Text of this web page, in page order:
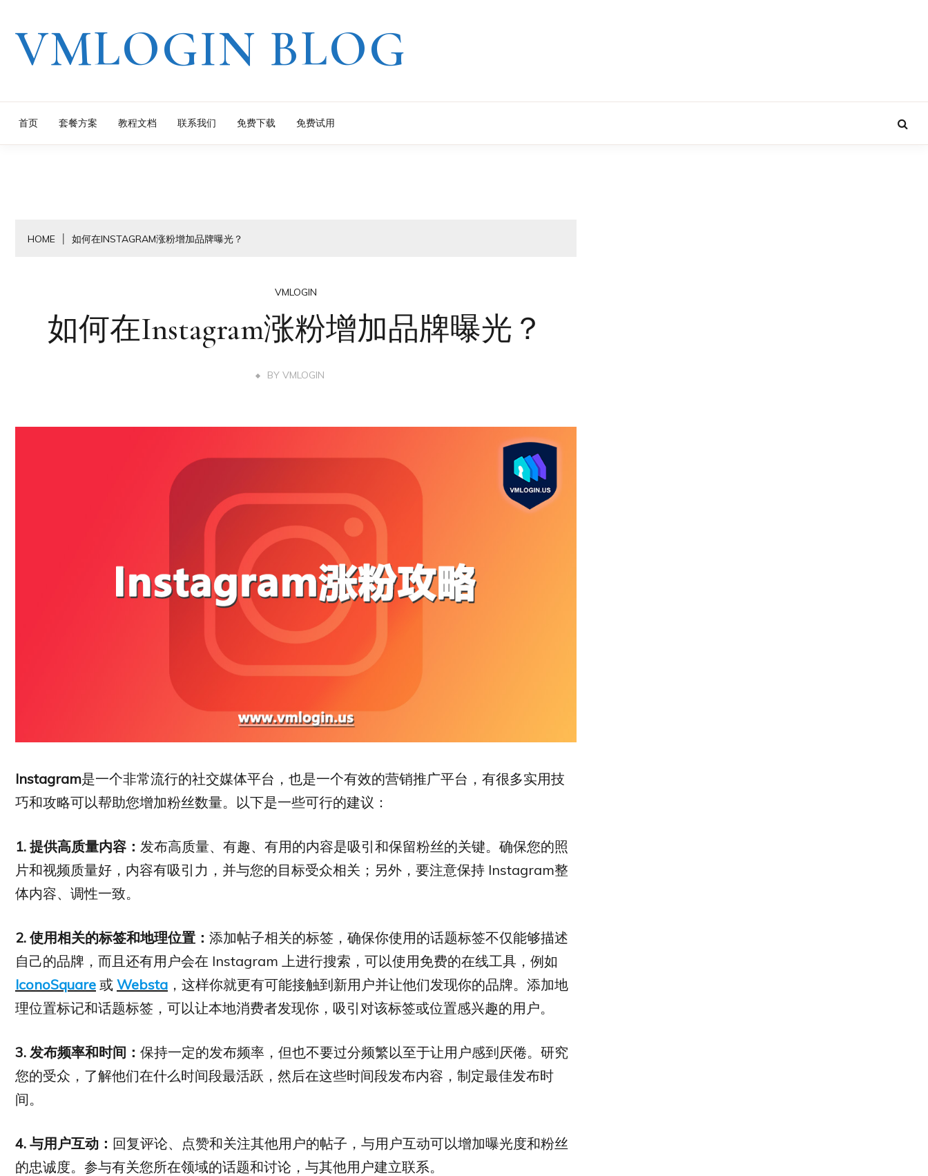
content
VMLOGIN BLOG
首页 套餐方案 教程文档 联系我们 免费下载 免费试用
HOME 如何在INSTAGRAM涨粉增加品牌曝光？
VMLOGIN
如何在Instagram涨粉增加品牌曝光？
BY VMLOGIN
Instagram是一个非常流行的社交媒体平台，也是一个有效的营销推广平台，有很多实用技
巧和攻略可以帮助您增加粉丝数量。以下是一些可行的建议：
1. 提供高质量内容： 发布高质量、有趣、有用的内容是吸引和保留粉丝的关键。确保您的照
片和视频质量好，内容有吸引力，并与您的目标受众相关；另外，要注意保持 Instagram整
体内容、调性一致。
2. 使用相关的标签和地理位置： 添加帖子相关的标签，确保你使用的话题标签不仅能够描述
自己的品牌，而且还有用户会在 Instagram 上进行搜索，可以使用免费的在线工具，例如
IconoSquare 或 Websta ，这样你就更有可能接触到新用户并让他们发现你的品牌。添加地
理位置标记和话题标签，可以让本地消费者发现你，吸引对该标签或位置感兴趣的用户。
3. 发布频率和时间： 保持一定的发布频率，但也不要过分频繁以至于让用户感到厌倦。研究
您的受众，了解他们在什么时间段最活跃，然后在这些时间段发布内容，制定最佳发布时
间。
4. 与用户互动： 回复评论、点赞和关注其他用户的帖子，与用户互动可以增加曝光度和粉丝
的忠诚度。参与有关您所在领域的话题和讨论，与其他用户建立联系。